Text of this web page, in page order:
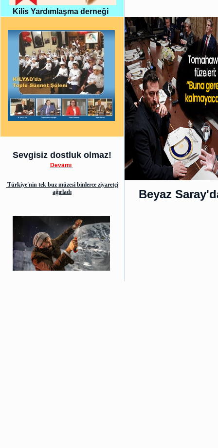
Kilis Yardımlaşma derneği
Sevgisiz dostluk olmaz!
Devamı
Türkiye'nin tek buz müzesi binlerce ziyaretçi
ağırladı
Beyaz